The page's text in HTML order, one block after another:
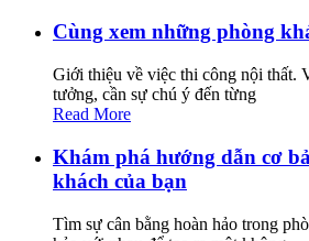
Cùng xem những phòng
Giới thiệu về việc thi công nội thất.
tưởng, cần sự chú ý đến từng
Read More
Khám phá hướng dẫn cơ
khách của bạn
Tìm sự cân bằng hoàn hảo trong